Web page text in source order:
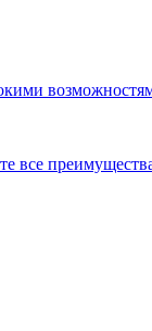
все